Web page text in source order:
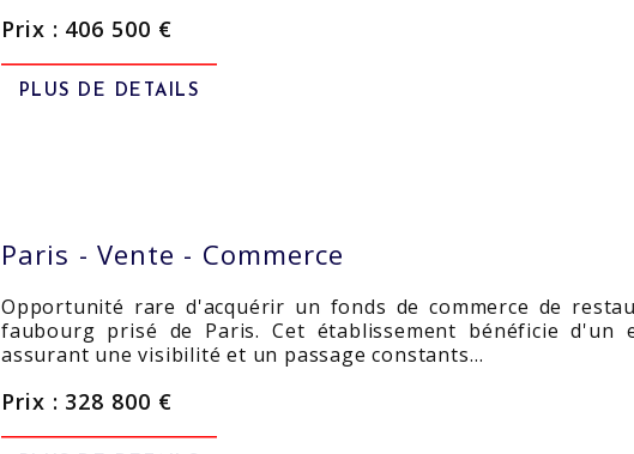
Prix : 406 500 €
PLUS DE DETAILS
Paris - Vente - Commerce
Opportunité rare d'acquérir un fonds de commerce de
faubourg prisé de Paris. Cet établissement bénéficie d'un
assurant une visibilité et un passage constants…
Prix : 328 800 €